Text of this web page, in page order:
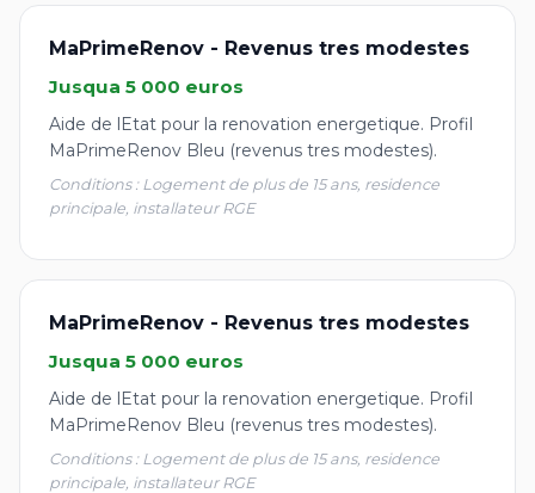
MaPrimeRenov - Revenus tres modestes
Jusqua 5 000 euros
Aide de lEtat pour la renovation energetique. Profil
MaPrimeRenov Bleu (revenus tres modestes).
Conditions : Logement de plus de 15 ans, residence
principale, installateur RGE
MaPrimeRenov - Revenus tres modestes
Jusqua 5 000 euros
Aide de lEtat pour la renovation energetique. Profil
MaPrimeRenov Bleu (revenus tres modestes).
Conditions : Logement de plus de 15 ans, residence
principale, installateur RGE